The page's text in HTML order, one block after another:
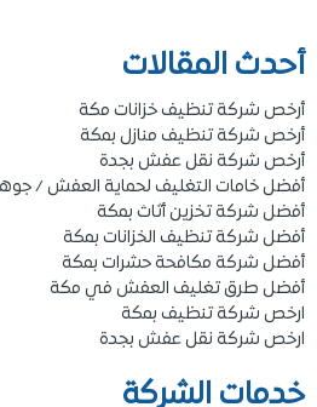
أحدث المقالات
أرخص شركة تنظيف خزانات مكة
أرخص شركة تنظيف منازل بمكة
أرخص شركة نقل عفش بجدة
أفضل خامات التغليف لحماية العفش /
أفضل شركة تخزين أثاث بمكة
أفضل شركة تنظيف الخزانات بمكة
أفضل شركة مكافحة حشرات بمكة
أفضل طرق تغليف العفش في مكة
ارخص شركة تنظيف بمكة
ارخص شركة نقل عفش بجدة
خدمات الشركة